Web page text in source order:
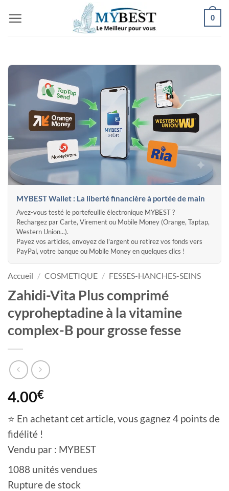
au
0
MYBEST Wallet : La liberté financière à portée de main
Avez-vous testé le portefeuille électronique MYBEST ?
Rechargez par Carte, Virement ou Mobile Money (Orange, Taptap,
Western Union...).
Payez vos articles, envoyez de l'argent ou retirez vos fonds vers
PayPal, votre banque ou Mobile Money en quelques clics !
Accueil / COSMETIQUE / FESSES-HANCHES-SEINS
Zahidi-Vita Plus comprimé
cyproheptadine à la vitamine
complex-B pour grosse fesse
4.00€
⭐ En achetant cet article, vous gagnez 4 points de
fidélité !
Vendu par : MYBEST
1088 unités vendues
Rupture de stock